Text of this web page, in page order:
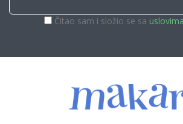
Čitao sam i složio se sa